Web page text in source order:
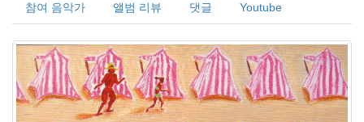
참여 음악가 앨범 리뷰 댓글 Youtube